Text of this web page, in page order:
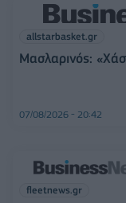
allstarbasket.gr
Μασλαρινός:
07/08/2026 - 20:42
fleetnews.gr